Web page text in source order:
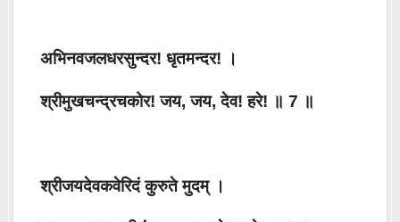
अभिनवजलधरसुन्दर! धृतमन्दर! ।
श्रीमुखचन्द्रचकोर! जय, जय, देव! हरे! ॥ 7 ॥
श्रीजयदेवकवेरिदं कुरुते मुदम् ।